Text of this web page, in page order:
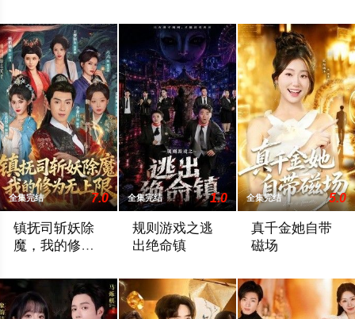
全集完结 7.0
镇抚司斩妖除
魔，我的修为
全集完结 1.0
规则游戏之逃
出绝命镇
全集完结 5.0
真千金她自带
磁场